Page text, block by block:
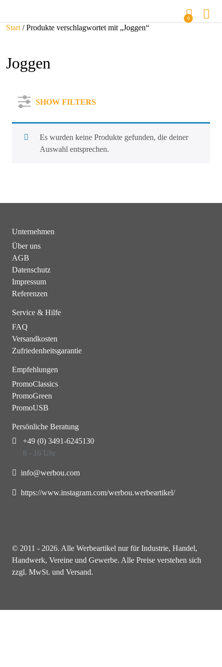
0
Start / Produkte verschlagwortet mit „Joggen“
Joggen
SHOW FILTERS
Es wurden keine Produkte gefunden, die deiner
Auswahl entsprechen.
Unternehmen
Über uns
AGB
Datenschutz
Impressum
Referenzen
Service & Hilfe
FAQ
Versandkosten
Zufriedenheitsgarantie
Empfehlungen
PromoClassics
PromoGreen
PromoUSB
Persönliche Beratung
+49 (0) 3491-6245130
8 - 16 Uhr
info@werbou.com
https://www.instagram.com/werbou.werbeartikel/
© 2011 - 2026. Alle Werbeartikel nur für Industrie, Handel,
Handwerk, Vereine und Gewerbe. Alle Preise verstehen sich
zzgl. MwSt. und Versand.